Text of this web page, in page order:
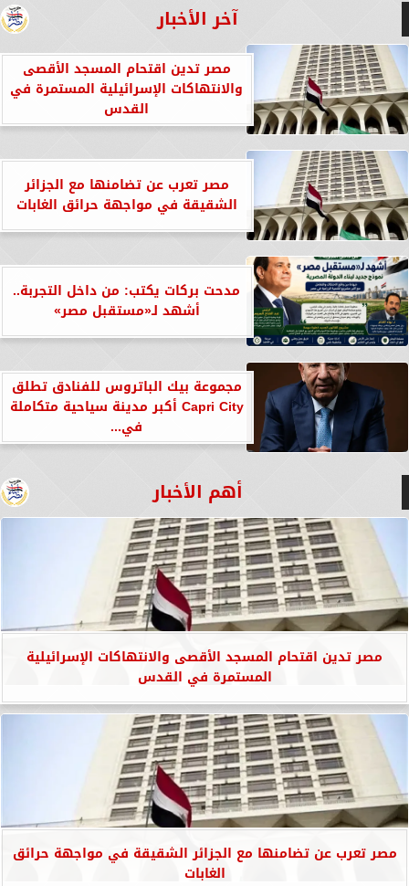
آخر الأخبار
مصر تدين اقتحام المسجد الأقصى
والانتهاكات الإسرائيلية المستمرة في
القدس
مصر تعرب عن تضامنها مع الجزائر
الشقيقة في مواجهة حرائق الغابات
مدحت بركات يكتب: من داخل التجربة..
أشهد لـ«مستقبل مصر»
مجموعة بيك الباتروس للفنادق تطلق
Capri City أكبر مدينة سياحية متكاملة
في...
أهم الأخبار
مصر تدين اقتحام المسجد الأقصى والانتهاكات الإسرائيلية
المستمرة في القدس
مصر تعرب عن تضامنها مع الجزائر الشقيقة في مواجهة حرائق
الغابات